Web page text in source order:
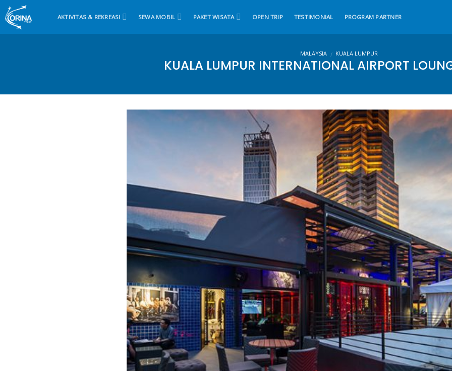
Skip
to
content
AKTIVITAS & REKREASI SEWA MOBIL PAKET WISATA OPEN TRIP TESTIMONIAL PROGRAM PARTNER
MALAYSIA / KUALA LUMPUR
KUALA LUMPUR INTERNATIONAL AIRPORT